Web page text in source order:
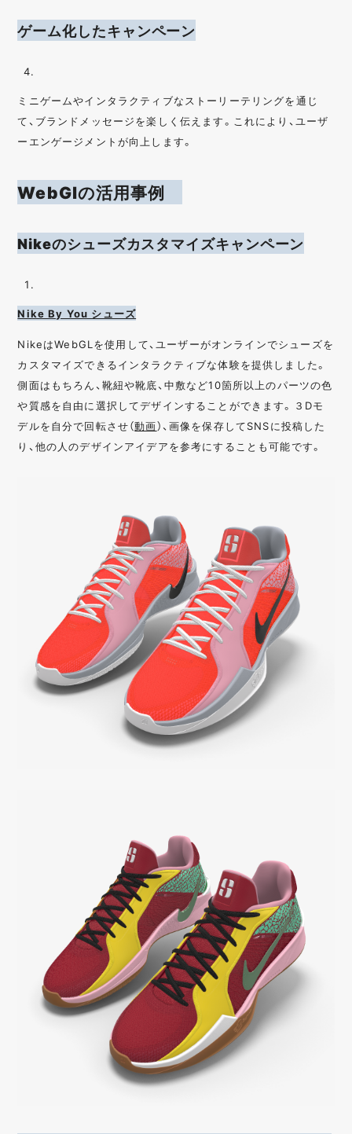
ゲーム化したキャンペーン
ミニゲームやインタラクティブなストーリーテリングを通じ
て、ブランドメッセージを楽しく伝えます。これにより、ユーザ
ーエンゲージメントが向上します。
WebGlの活用事例
Nikeのシューズカスタマイズキャンペーン
Nike By You シューズ
NikeはWebGLを使用して、ユーザーがオンラインでシューズを
カスタマイズできるインタラクティブな体験を提供しました。
側面はもちろん、靴紐や靴底、中敷など10箇所以上のパーツの色
や質感を自由に選択してデザインすることができます。３Dモ
デルを自分で回転させ（動画）、画像を保存してSNSに投稿した
り、他の人のデザインアイデアを参考にすることも可能です。